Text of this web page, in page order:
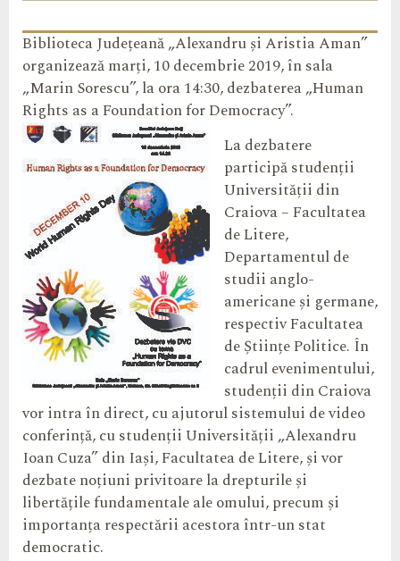
Biblioteca Județeană „Alexandru și Aristia Aman”
organizează marți, 10 decembrie 2019, în sala
„Marin Sorescu”, la ora 14:30, dezbaterea „Human
Rights as a Foundation for Democracy”.
La dezbatere
participă studenții
Universității din
Craiova – Facultatea
de Litere,
Departamentul de
studii anglo-
americane și germane,
respectiv Facultatea
de Științe Politice. În
cadrul evenimentului,
studenții din Craiova
vor intra în direct, cu ajutorul sistemului de video
conferință, cu studenții Universității „Alexandru
Ioan Cuza” din Iași, Facultatea de Litere, și vor
dezbate noțiuni privitoare la drepturile și
libertățile fundamentale ale omului, precum și
importanța respectării acestora într-un stat
democratic.